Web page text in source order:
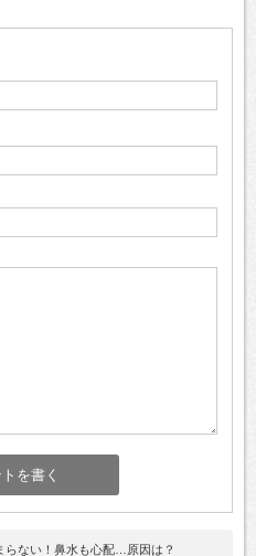
らない！鼻水も心配…原因は？